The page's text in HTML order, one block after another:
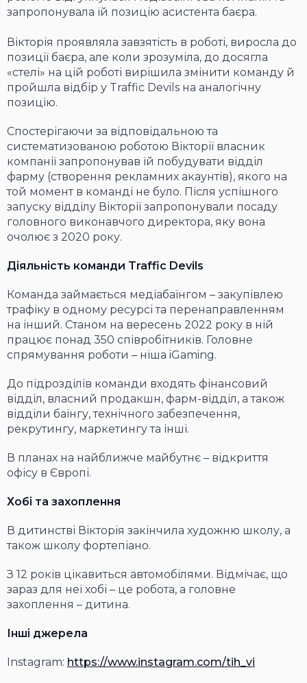
запропонувала їй позицію асистента баєра.
Вікторія проявляла завзятість в роботі, виросла до
позиції баєра, але коли зрозуміла, до досягла
«стелі» на цій роботі вирішила змінити команду й
пройшла відбір у Traffic Devils на аналогічну
позицію.
Спостерігаючи за відповідальною та
систематизованою роботою Вікторії власник
компанії запропонував їй побудувати відділ
фарму (створення рекламних акаунтів), якого на
той момент в команді не було. Після успішного
запуску відділу Вікторії запропонували посаду
головного виконавчого директора, яку вона
очолює з 2020 року.
Діяльність команди Traffic Devils
Команда займається медіабаїнгом – закупівлею
трафіку в одному ресурсі та перенаправленням
на інший. Станом на вересень 2022 року в ній
працює понад 350 співробітників. Головне
спрямування роботи – ніша iGaming.
До підрозділів команди входять фінансовий
відділ, власний продакшн, фарм-відділ, а також
відділи баїнгу, технічного забезпечення,
рекрутингу, маркетингу та інші.
В планах на найближче майбутнє – відкриття
офісу в Європі.
Хобі та захоплення
В дитинстві Вікторія закінчила художню школу, а
також школу фортепіано.
З 12 років цікавиться автомобілями. Відмічає, що
зараз для неї хобі – це робота, а головне
захоплення – дитина.
Інші джерела
Instagram: https://www.instagram.com/tih_vi